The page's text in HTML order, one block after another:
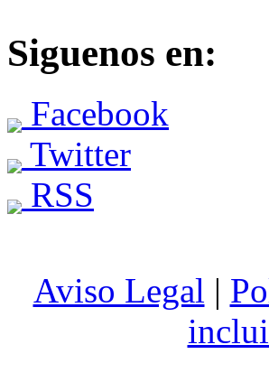
Siguenos en:
Facebook
Twitter
RSS
Aviso Legal |